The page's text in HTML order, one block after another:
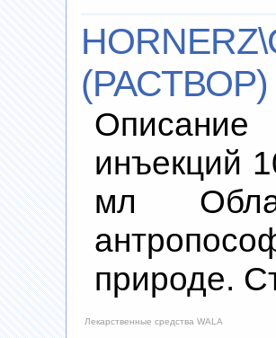
(РАСТВОР)
инъекций
мл
природе.
Лекарственные средства WALA